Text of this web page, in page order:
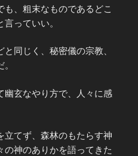
も、粗末なものであるどこ
っていい。
同じく、秘密儀の宗教、
幽玄なやり方で、人々に感
立てず、森林のもたらす神
の神のありかを語ってきた